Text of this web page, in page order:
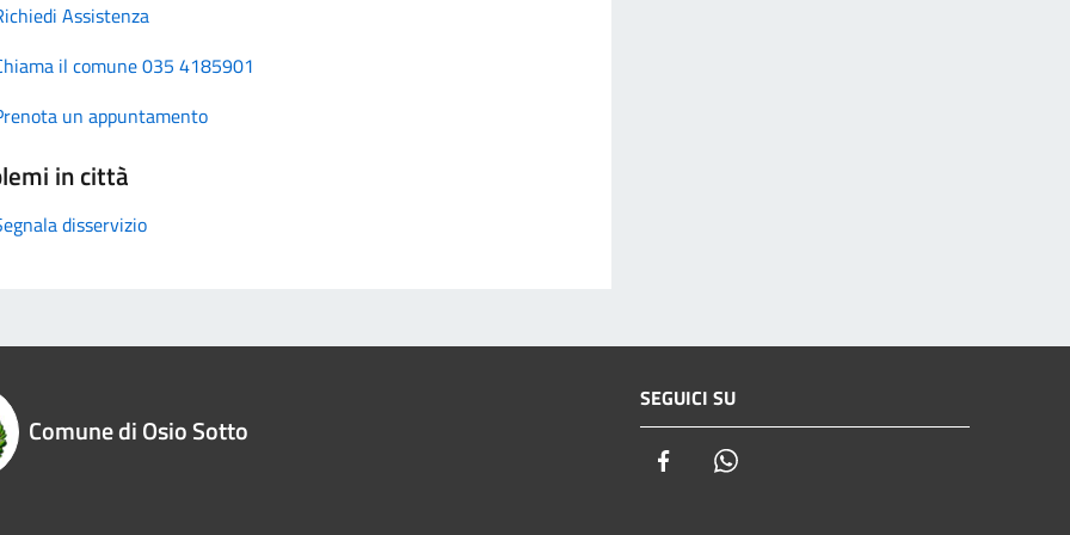
Assistenza
il comune 035 4185901
un appuntamento
in città
disservizio
Comune di Osio Sotto
SEGUICI SU
Facebook